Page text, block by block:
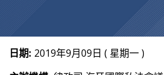
日期: 2019年9月09日 ( 星期一 )